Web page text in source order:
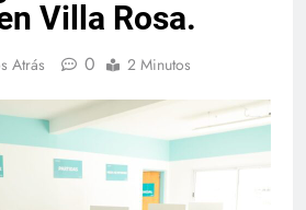
Villa Rosa.
Atrás 0 2 Minutos